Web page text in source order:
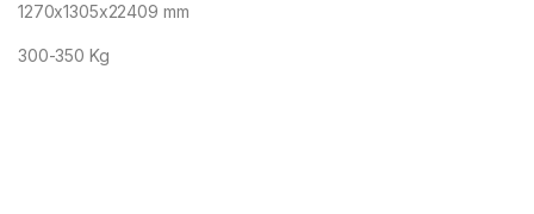
1270x1305x22409 mm
300-350 Kg